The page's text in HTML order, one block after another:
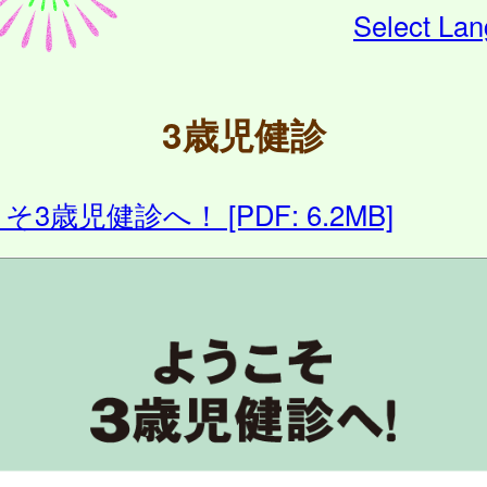
Select
3歳児健診
3歳児健診へ！ [PDF: 6.2MB]